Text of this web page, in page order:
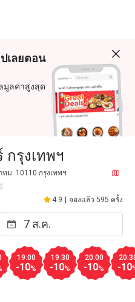
เลยตอน
มูลค่าสูงสุด
กรุงเทพฯ
ม. 10110 กรุงเทพฯ
4.9 จองแล้ว 595 ครั้ง
19:00
-10%
19:30
-10%
20:00
-10% -10